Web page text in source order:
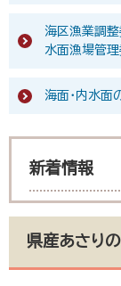
海区漁業調整
水面漁場管
海面・内水面
新着情報
県産あさり